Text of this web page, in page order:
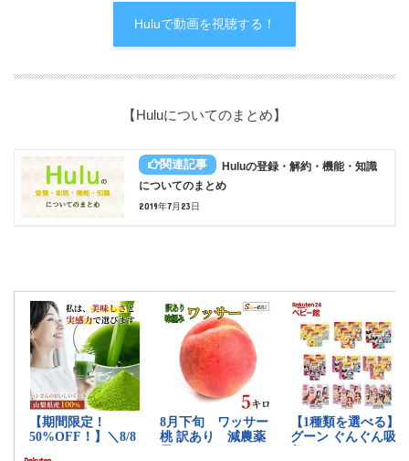
Huluで動画を視聴する！
【Huluについてのまとめ】
Huluの登録・解約・機能・知識
についてのまとめ
2019年7月23日